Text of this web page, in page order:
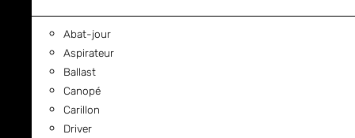
Abat-jour
Aspirateur
Ballast
Canopé
Carillon
Driver